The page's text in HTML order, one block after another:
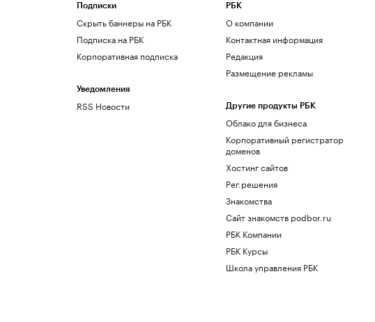
Подписки
Скрыть баннеры на РБК
Подписка на РБК
Корпоративная подписка
Уведомления
RSS Новости
РБК
О компании
Контактная информация
Редакция
Размещение рекламы
Другие продукты РБК
Облако для бизнеса
Корпоративный регистратор
доменов
Хостинг сайтов
Рег.решения
Знакомства
Сайт знакомств podbor.ru
РБК Компании
РБК Курсы
Школа управления РБК